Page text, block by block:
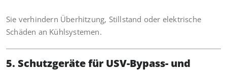
Sie verhindern Überhitzung, Stillstand oder elektrische
Schäden an Kühlsystemen.
5. Schutzgeräte für USV-Bypass- und